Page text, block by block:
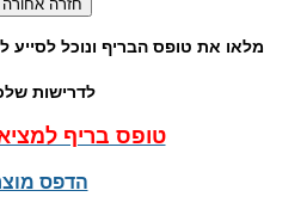
מלאו את טופס הבריף ונוכל
לדרישות
טופס בריף
הדפס